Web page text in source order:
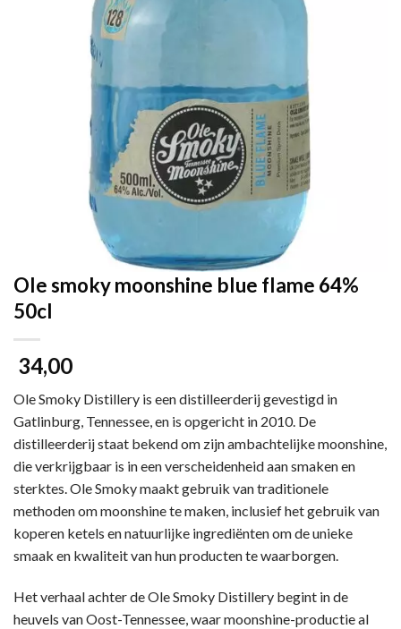
Ole smoky moonshine blue flame 64%
50cl
34,00
Ole Smoky Distillery is een distilleerderij gevestigd in
Gatlinburg, Tennessee, en is opgericht in 2010. De
distilleerderij staat bekend om zijn ambachtelijke moonshine,
die verkrijgbaar is in een verscheidenheid aan smaken en
sterktes. Ole Smoky maakt gebruik van traditionele
methoden om moonshine te maken, inclusief het gebruik van
koperen ketels en natuurlijke ingrediënten om de unieke
smaak en kwaliteit van hun producten te waarborgen.
Het verhaal achter de Ole Smoky Distillery begint in de
heuvels van Oost-Tennessee, waar moonshine-productie al